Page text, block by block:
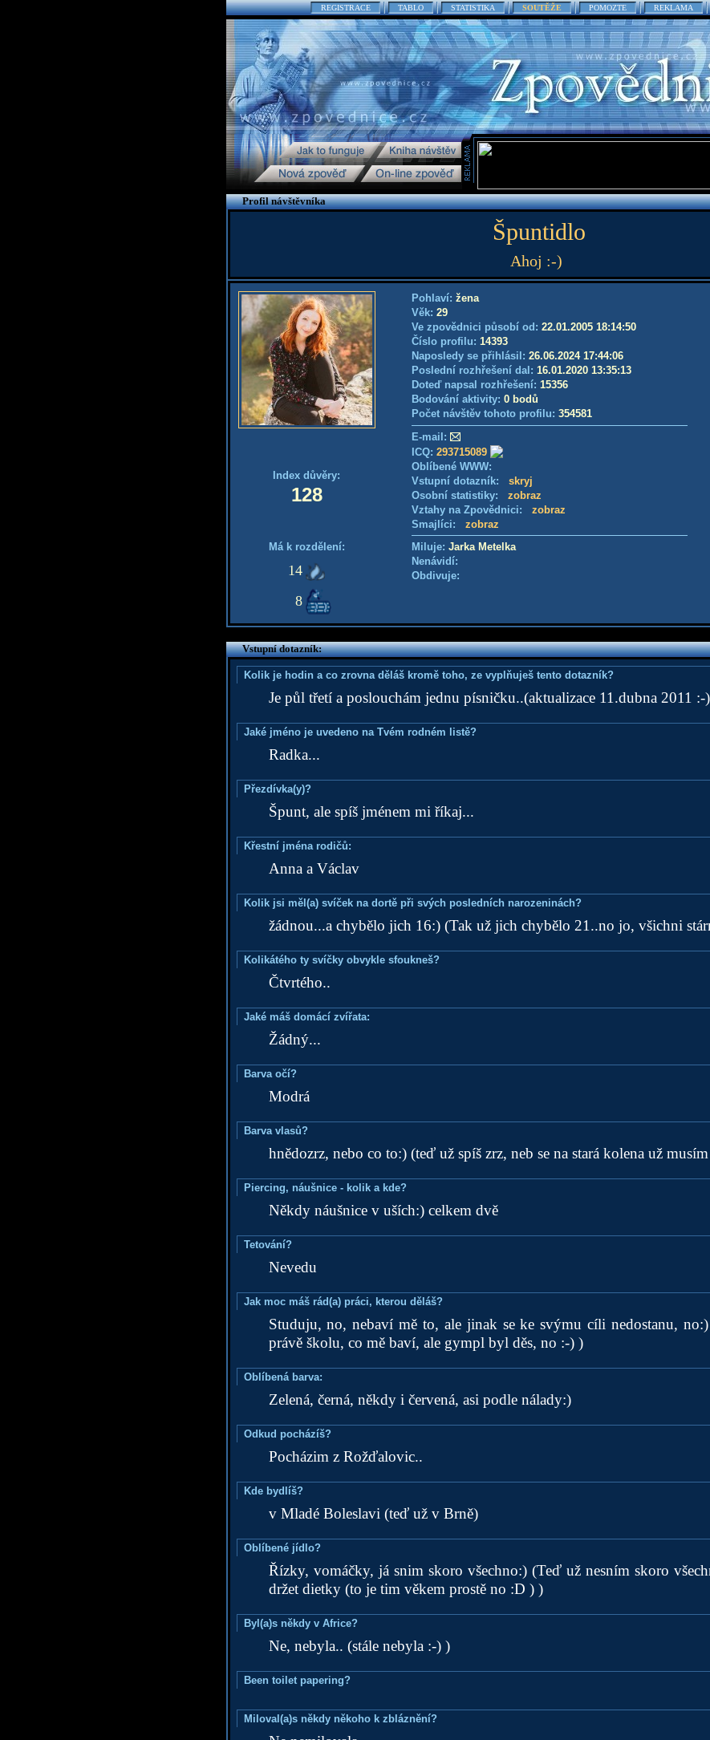
REGISTRACE TABLO STATISTIKA SOUTĚŽE POMOZTE REKLAMA
Profil návštěvníka
Špuntidlo
Ahoj :-)
Index důvěry:
128
Má k rozdělení:
14
8
Pohlaví: žena
Věk: 29
Ve zpovědnici působí od: 22.01.2005 18:14:50
Číslo profilu: 14393
Naposledy se přihlásil: 26.06.2024 17:44:06
Poslední rozhřešení dal: 16.01.2020 13:35:13
Doteď napsal rozhřešení: 15356
Bodování aktivity: 0 bodů
Počet návštěv tohoto profilu: 354581
E-mail:
ICQ: 293715089
Oblíbené WWW:
Vstupní dotazník: skryj
Osobní statistiky: zobraz
Vztahy na Zpovědnici: zobraz
Smajlíci: zobraz
Miluje: Jarka Metelka
Nenávidí:
Obdivuje:
Vstupní dotazník:
Kolik je hodin a co zrovna děláš kromě toho, ze vyplňuješ tento dotazník?
Je půl třetí a poslouchám jednu písničku..(aktualizace 11.dubna 2011 :-
Jaké jméno je uvedeno na Tvém rodném listě?
Radka...
Přezdívka(y)?
Špunt, ale spíš jménem mi říkaj...
Křestní jména rodičů:
Anna a Václav
Kolik jsi měl(a) svíček na dortě při svých posledních narozeninách?
žádnou...a chybělo jich 16:) (Tak už jich chybělo 21..no jo, všichni
Kolikátého ty svíčky obvykle sfoukneš?
Čtvrtého..
Jaké máš domácí zvířata:
Žádný...
Barva očí?
Modrá
Barva vlasů?
hnědozrz, nebo co to:) (teď už spíš zrz, neb se na stará kolena už
Piercing, náušnice - kolik a kde?
Někdy náušnice v uších:) celkem dvě
Tetování?
Nevedu
Jak moc máš rád(a) práci, kterou děláš?
Studuju, no, nebaví mě to, ale jinak se ke svýmu cíli nedostanu,
právě školu, co mě baví, ale gympl byl děs, no :-) )
Oblíbená barva:
Zelená, černá, někdy i červená, asi podle nálady:)
Odkud pocházíš?
Pocházim z Rožďalovic..
Kde bydlíš?
v Mladé Boleslavi (teď už v Brně)
Oblíbené jídlo?
Řízky, vomáčky, já snim skoro všechno:) (Teď už nesním skoro
držet dietky (to je tim věkem prostě no :D ) )
Byl(a)s někdy v Africe?
Ne, nebyla.. (stále nebyla :-) )
Been toilet papering?
Miloval(a)s někdy někoho k zbláznění?